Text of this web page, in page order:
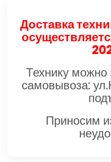
Доставка
Технику можно
самовывоза:
Приносим